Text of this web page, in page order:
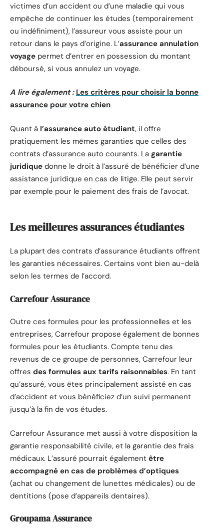
victimes d’un accident ou d’une maladie qui vous
empêche de continuer les études (temporairement
ou indéfiniment), l’assureur vous assiste pour un
retour dans le pays d’origine. L’assurance annulation
voyage permet d’entrer en possession du montant
déboursé, si vous annulez un voyage.
A lire également : Les critères pour choisir la bonne
assurance pour votre chien
Quant à l’assurance auto étudiant, il offre
pratiquement les mêmes garanties que celles des
contrats d’assurance auto courants. La garantie
juridique donne le droit à l’assuré de bénéficier d’une
assistance juridique en cas de litige. Elle peut servir
par exemple pour le paiement des frais de l’avocat.
Les meilleures assurances étudiantes
La plupart des contrats d’assurance étudiants offrent
les garanties nécessaires. Certains vont bien au-delà
selon les termes de l’accord.
Carrefour Assurance
Outre ces formules pour les professionnelles et les
entreprises, Carrefour propose également de bonnes
formules pour les étudiants. Compte tenu des
revenus de ce groupe de personnes, Carrefour leur
offres des formules aux tarifs raisonnables. En tant
qu’assuré, vous êtes principalement assisté en cas
d’accident et vous bénéficiez d’un suivi permanent
jusqu’à la fin de vos études.
Carrefour Assurance met aussi à votre disposition la
garantie responsabilité civile, et la garantie des frais
médicaux. L’assuré pourrait également être
accompagné en cas de problèmes d’optiques
(achat ou changement de lunettes médicales) ou de
dentitions (pose d’appareils dentaires).
Groupama Assurance